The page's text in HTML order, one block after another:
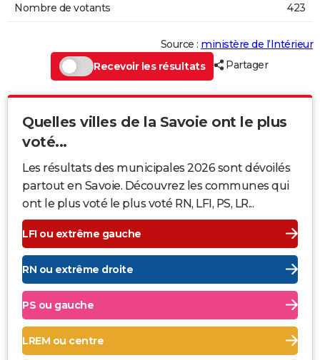
Nombre de votants 423
Source : ministère de l’Intérieur
Recevoir les résultats
Partager
Quelles villes de la Savoie ont le plus
voté...
Les résultats des municipales 2026 sont dévoilés
partout en Savoie. Découvrez les communes qui
ont le plus voté le plus voté RN, LFI, PS, LR...
LFI ou extrême gauche
RN ou extrême droite
PS ou gauche
LREM ou centre